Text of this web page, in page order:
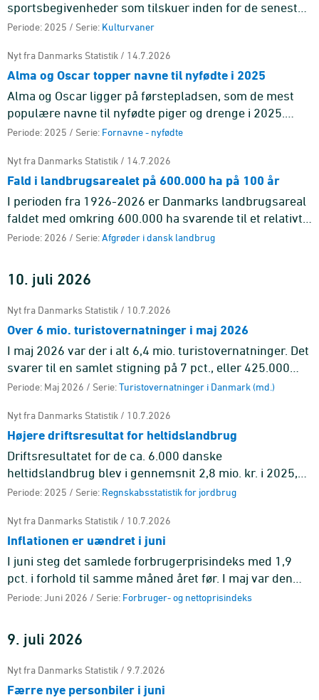
sportsbegivenheder som tilskuer inden for de seneste
12 måneder. De yngste er oftest på stadion. 18 pct.
Periode: 2025 / Serie: Kulturvaner
Nyt fra Danmarks Statistik / 14.7.2026
Alma og Oscar topper navne til nyfødte i 2025
Alma og Oscar ligger på førstepladsen, som de mest
populære navne til nyfødte piger og drenge i 2025.
Begge navne har været på førstepladsen før.
Periode: 2025 / Serie: Fornavne - nyfødte
Nyt fra Danmarks Statistik / 14.7.2026
Fald i landbrugsarealet på 600.000 ha på 100 år
I perioden fra 1926-2026 er Danmarks landbrugsareal
faldet med omkring 600.000 ha svarende til et relativt
fald på 19 pct. Landbrugsarealet toppede i 1938 med
Periode: 2026 / Serie:Afgrøder i dansk landbrug
10. juli 2026
Nyt fra Danmarks Statistik / 10.7.2026
Over 6 mio. turistovernatninger i maj 2026
I maj 2026 var der i alt 6,4 mio. turistovernatninger. Det
svarer til en samlet stigning på 7 pct., eller 425.000
flere overnatninger end i maj 2025. Overnatninger på
Periode: Maj 2026 / Serie:Turistovernatninger i Danmark (md.)
Nyt fra Danmarks Statistik / 10.7.2026
Højere driftsresultat for heltidslandbrug
Driftsresultatet for de ca. 6.000 danske
heltidslandbrug blev i gennemsnit 2,8 mio. kr. i 2025,
hvilket var 1,3 mio. kr. mere end i 2024. Resultatet er en
Periode: 2025 / Serie: Regnskabsstatistik for jordbrug
Nyt fra Danmarks Statistik / 10.7.2026
Inflationen er uændret i juni
I juni steg det samlede forbrugerprisindeks med 1,9
pct. i forhold til samme måned året før. I maj var den
tilsvarende stigning ligeledes 1,9 pct. Det er
Periode: Juni 2026 / Serie: Forbruger- og nettoprisindeks
9. juli 2026
Nyt fra Danmarks Statistik / 9.7.2026
Færre nye personbiler i juni